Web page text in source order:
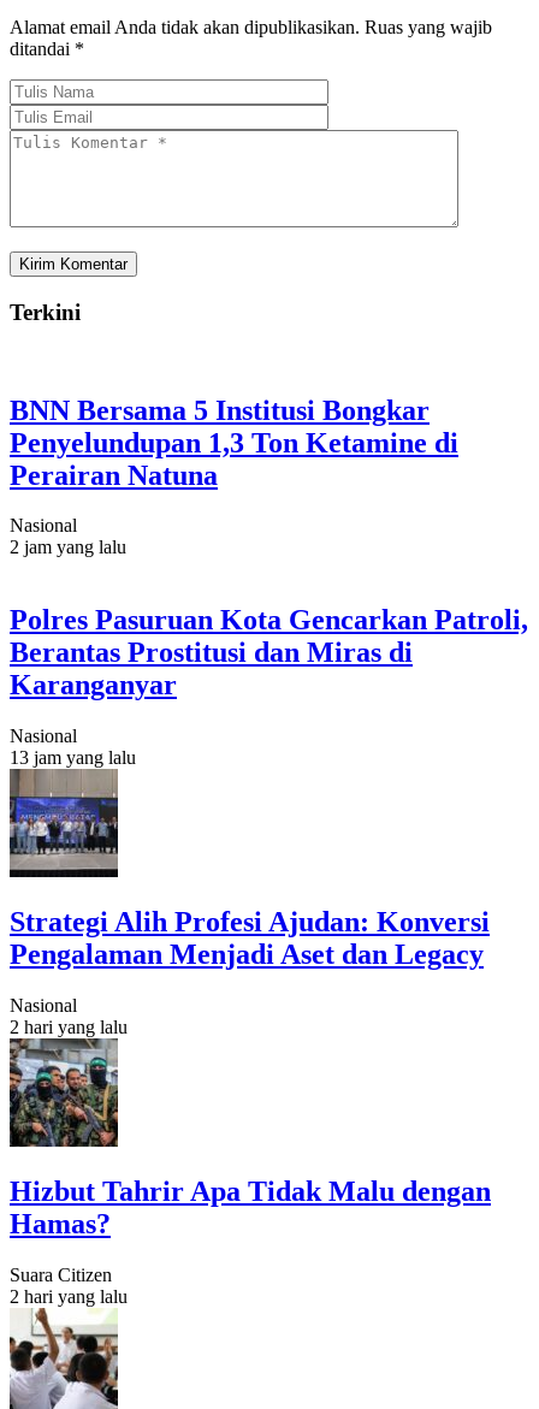
Alamat email Anda tidak akan dipublikasikan. Ruas yang wajib
ditandai *
Terkini
BNN Bersama 5 Institusi Bongkar
Penyelundupan 1,3 Ton Ketamine di
Perairan Natuna
Nasional
2 jam yang lalu
Polres Pasuruan Kota Gencarkan Patroli,
Berantas Prostitusi dan Miras di
Karanganyar
Nasional
13 jam yang lalu
Strategi Alih Profesi Ajudan: Konversi
Pengalaman Menjadi Aset dan Legacy
Nasional
2 hari yang lalu
Hizbut Tahrir Apa Tidak Malu dengan
Hamas?
Suara Citizen
2 hari yang lalu